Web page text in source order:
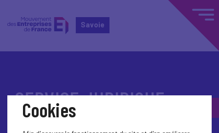
Savoie
SERVICE JURIDIQUE
Cookies